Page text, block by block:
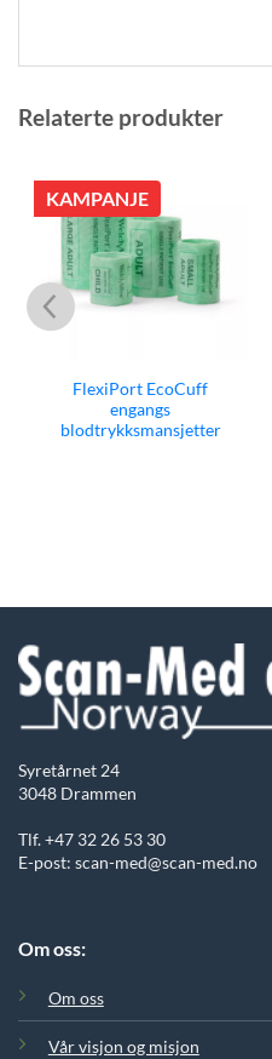
Relaterte produkter
KAMPANJE
FlexiPort EcoCuff
engangs
blodtrykksmansjetter
Syretårnet 24
3048 Drammen
Tlf. +47 32 26 53 30
E-post: scan-med@scan-med.no
Om oss:
Om oss
Vår visjon og misjon